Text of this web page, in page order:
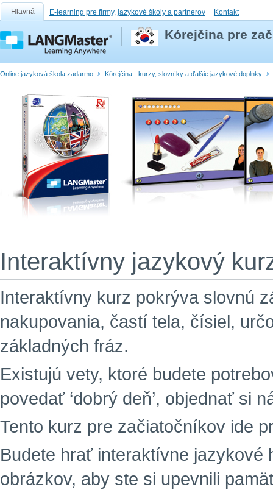
Hlavná E-learning pre firmy, jazykové školy a partnerov Kontakt
Kórejčina pre
Online jazyková škola zadarmo Kórejčina - kurzy, slovníky a ďalšie jazykové doplnky
Interaktívny jazykový
Interaktívny kurz pokrýva slovnú
nakupovania, častí tela, čísiel,
základných fráz.
Existujú vety, ktoré budete
povedať ‘dobrý deň’, objednať si
Tento kurz pre začiatočníkov ide
Budete hrať interaktívne
obrázkov, aby ste si upevnili